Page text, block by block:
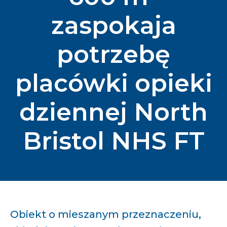
zaspokaja
potrzebę
placówki opieki
dziennej North
Bristol NHS FT
Obiekt o mieszanym przeznaczeniu,